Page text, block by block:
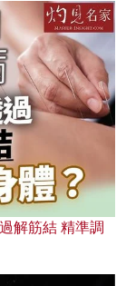
解筋結 精準調